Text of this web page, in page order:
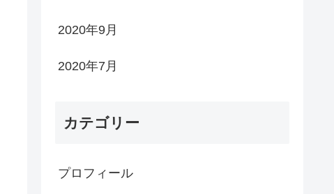
2020年9月
2020年7月
カテゴリー
プロフィール